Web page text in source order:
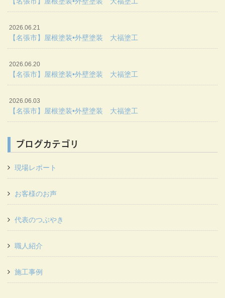
2026.06.21
【名張市】屋根塗装•外壁塗装 大福塗工
2026.06.20
【名張市】屋根塗装•外壁塗装 大福塗工
2026.06.03
【名張市】屋根塗装•外壁塗装 大福塗工
ブログカテゴリ
現場レポート
お客様のお声
代表のつぶやき
職人紹介
施工事例